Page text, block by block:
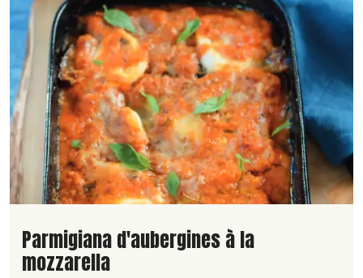
Lire la suite de la recette
Parmigiana d'aubergines à la
mozzarella